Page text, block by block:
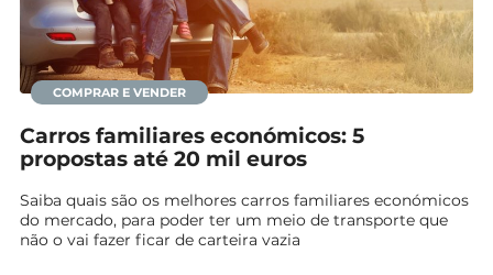
COMPRAR E VENDER
Carros familiares económicos: 5
propostas até 20 mil euros
Saiba quais são os melhores carros familiares económicos
do mercado, para poder ter um meio de transporte que
não o vai fazer ficar de carteira vazia